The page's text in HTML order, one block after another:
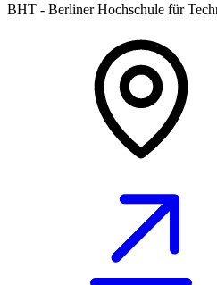
BHT - Berliner Hochschule für